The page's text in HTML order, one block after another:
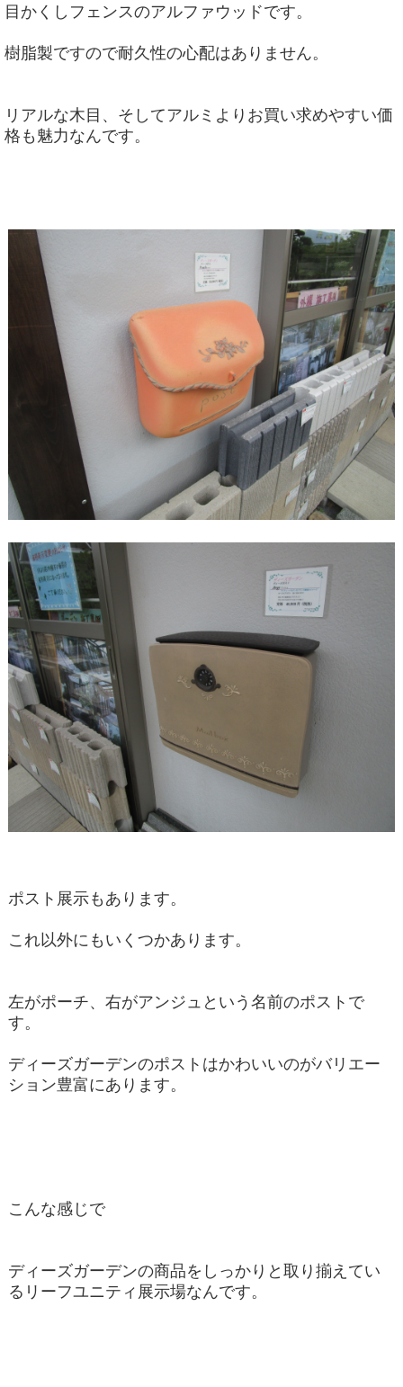
目かくしフェンスのアルファウッドです。
樹脂製ですので耐久性の心配はありません。
リアルな木目、そしてアルミよりお買い求めやすい価
格も魅力なんです。
ポスト展示もあります。
これ以外にもいくつかあります。
左がポーチ、右がアンジュという名前のポストで
す。
ディーズガーデンのポストはかわいいのがバリエー
ション豊富にあります。
こんな感じで
ディーズガーデンの商品をしっかりと取り揃えてい
るリーフユニティ展示場なんです。